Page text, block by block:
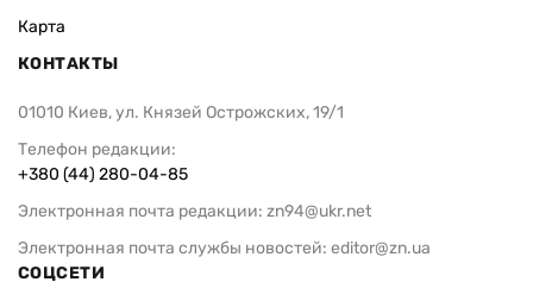
Карта
КОНТАКТЫ
01010 Киев, ул. Князей Острожских, 19/1
Телефон редакции:
+380 (44) 280-04-85
Электронная почта редакции: zn94@ukr.net
Электронная почта службы новостей: editor@zn.ua
СОЦСЕТИ